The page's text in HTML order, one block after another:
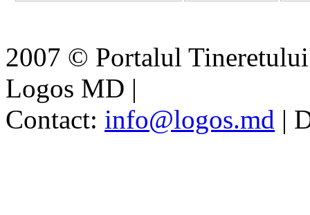
2007 © Portalul
Logos MD |
Contact: info@logos.md |